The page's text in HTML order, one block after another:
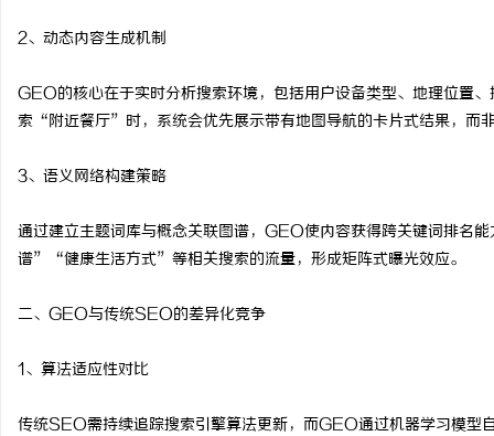
2、动态内容生成机制
GEO的核心在于实时分析搜索环境，包括用户设备类型、地理位置
索“附近餐厅”时，系统会优先展示带有地图导航的卡片式结果，而
3、语义网络构建策略
通过建立主题词库与概念关联图谱，GEO使内容获得跨关键词排
谱”“健康生活方式”等相关搜索的流量，形成矩阵式曝光效应。
二、GEO与传统SEO的差异化竞争
1、算法适应性对比
传统SEO需持续追踪搜索引擎算法更新，而GEO通过机器学习模型